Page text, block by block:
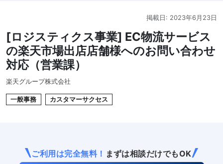
掲載日: 2023年6月23日
[ロジスティクス事業] EC物流サービス
の楽天市場出店店舗様へのお問い合わせ
対応（営業課）
楽天グループ株式会社
一般事務 カスタマーサクセス
ご利用は完全無料！ まずは相談だけでもOK